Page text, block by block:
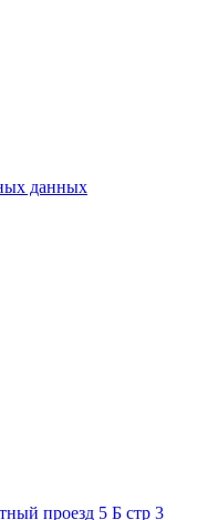
данных
проезд 5 Б стр 3